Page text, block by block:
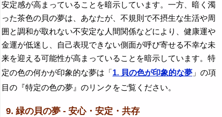
安定感が高まっていることを暗示しています。一方、暗く濁
った茶色の貝の夢は、あなたが、不規則で不摂生な生活や周
囲と調和が取れない不安定な人間関係などにより、健康運や
金運が低迷し、自己表現できない側面が呼び寄せる不幸な未
来を迎える可能性が高まっていることを暗示しています。特
定の色の何かが印象的な夢は「 1. 貝の色が印象的な夢 」の項
目の『特定の色の夢』のリンクをご覧ください。
9. 緑の貝の夢 - 安心・安定・共存